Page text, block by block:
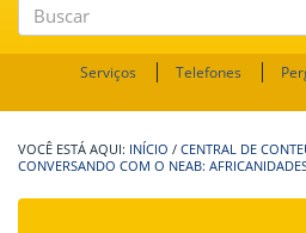
Buscar
Serviços Telefones
INÍCIO / CENTRAL DE
CONVERSANDO COM O NEAB: